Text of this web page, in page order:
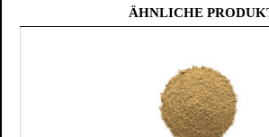
ÄHNLICHE